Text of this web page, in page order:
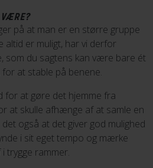
VÆRE?
på at man er en større gruppe
altid er muligt, har vi derfor
som du sagtens kan være bare ét
at stable på benene.
for at gøre det hjemme fra
at skulle afhænge af at samle en
også at det giver god mulighed
i sit eget tempo og mærke
trygge rammer.